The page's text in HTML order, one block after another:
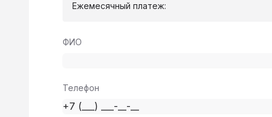
Ежемесячный платеж:
ФИО
Телефон